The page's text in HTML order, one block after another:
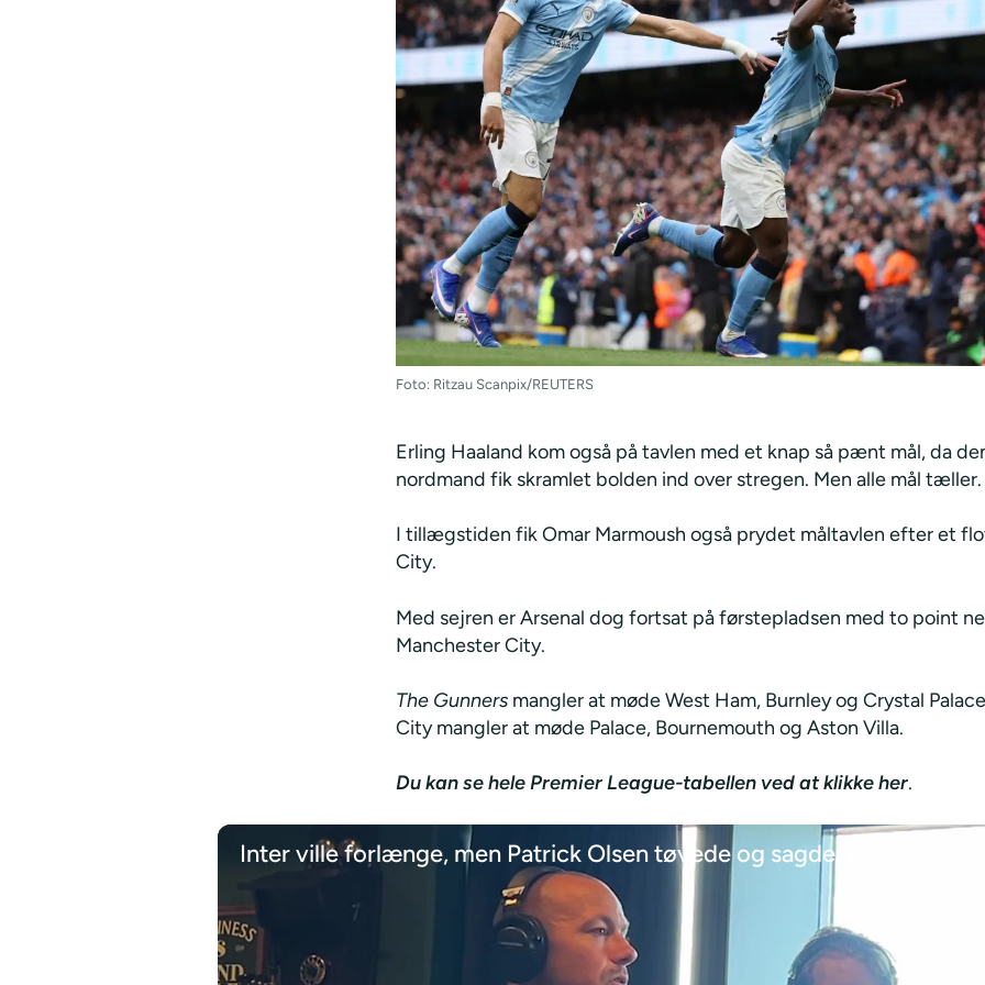
Foto: Ritzau Scanpix/REUTERS
Erling Haaland kom også på tavlen med et knap så pænt mål, da
nordmand fik skramlet bolden ind over stregen. Men alle mål tæller.
I tillægstiden fik Omar Marmoush også prydet måltavlen efter et
City.
Med sejren er Arsenal dog fortsat på førstepladsen med to point
Manchester City.
The Gunners mangler at møde West Ham, Burnley og Crystal
City mangler at møde Palace, Bournemouth og Aston Villa.
Du kan se hele Premier League-tabellen ved at klikke her.
Inter ville forlænge, men Patrick Olsen tøvede og sagde nej